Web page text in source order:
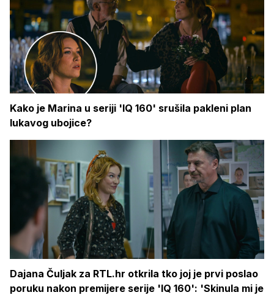
Kako je Marina u seriji 'IQ 160' srušila pakleni plan
lukavog ubojice?
Dajana Čuljak za RTL.hr otkrila tko joj je prvi poslao
poruku nakon premijere serije 'IQ 160': 'Skinula mi je